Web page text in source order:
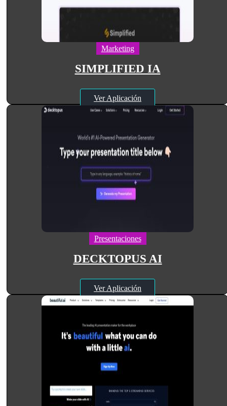
Marketing
SIMPLIFIED IA
Ver Aplicación
Presentaciones
DECKTOPUS AI
Ver Aplicación